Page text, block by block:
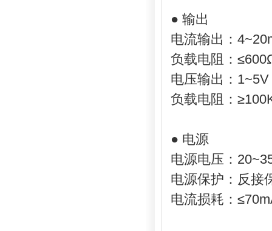
● 输出
电流输出：
负载电阻：
电压输出：1~5V
负载电阻：
● 电源
电源电压：
电源保护：反接
电流损耗：